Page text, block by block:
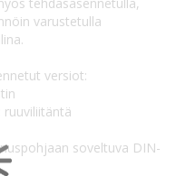
varustetulla
versiot:
soveltuva DIN-